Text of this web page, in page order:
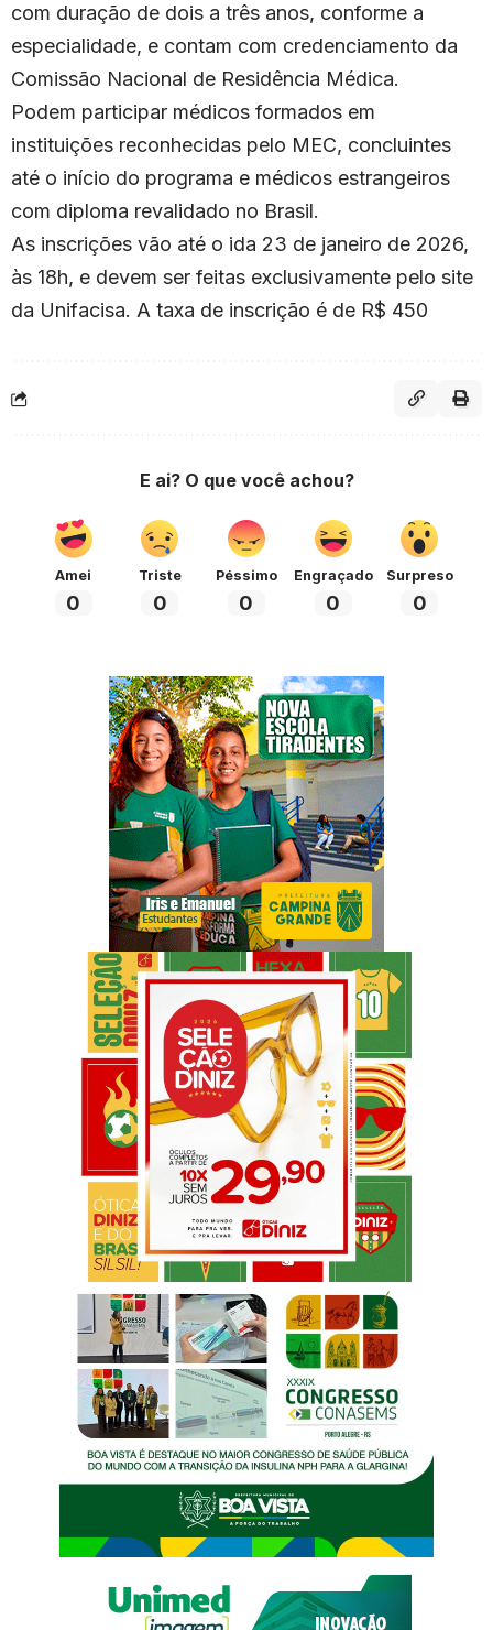
com duração de dois a três anos, conforme a
especialidade, e contam com credenciamento da
Comissão Nacional de Residência Médica.
Podem participar médicos formados em
instituições reconhecidas pelo MEC, concluintes
até o início do programa e médicos estrangeiros
com diploma revalidado no Brasil.
As inscrições vão até o ida 23 de janeiro de 2026,
às 18h, e devem ser feitas exclusivamente pelo site
da Unifacisa. A taxa de inscrição é de R$ 450
E ai? O que você achou?
Amei
0
Triste
0
Péssimo
0
Engraçado
0
Surpreso
0